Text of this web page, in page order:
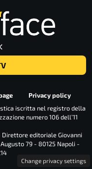
Privacy policy
iscritta nel registro della
numero 106 dell’11
editoriale Giovanni
79 - 80125 Napoli -
Change privacy settings